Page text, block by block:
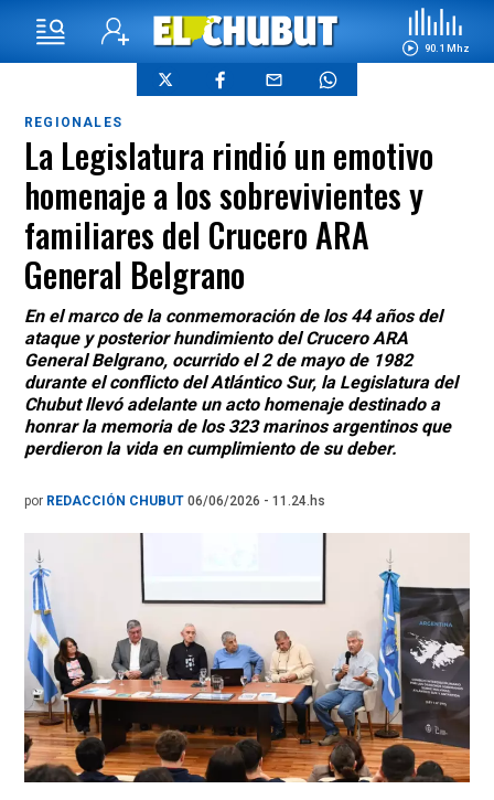
90.1 Mhz
REGIONALES
La Legislatura rindió un emotivo
homenaje a los sobrevivientes y
familiares del Crucero ARA
General Belgrano
En el marco de la conmemoración de los 44 años del
ataque y posterior hundimiento del Crucero ARA
General Belgrano, ocurrido el 2 de mayo de 1982
durante el conflicto del Atlántico Sur, la Legislatura del
Chubut llevó adelante un acto homenaje destinado a
honrar la memoria de los 323 marinos argentinos que
perdieron la vida en cumplimiento de su deber.
por REDACCIÓN CHUBUT 06/06/2026 - 11.24.hs